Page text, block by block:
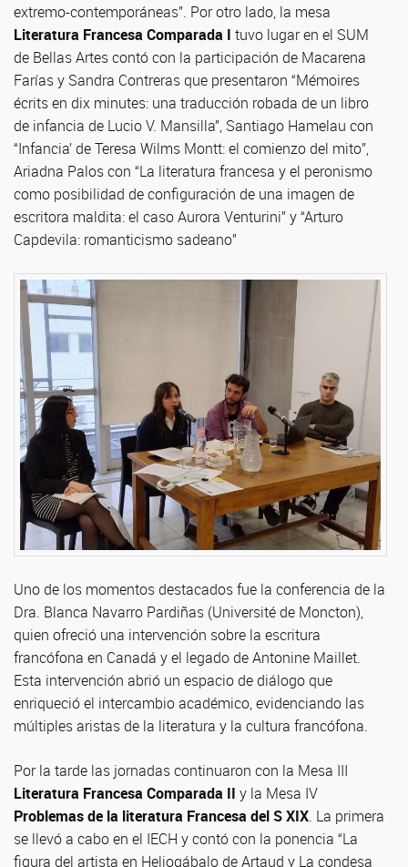
extremo-contemporáneas”. Por otro lado, la mesa
Literatura Francesa Comparada I tuvo lugar en el SUM
de Bellas Artes contó con la participación de Macarena
Farías y Sandra Contreras que presentaron “Mémoires
écrits en dix minutes: una traducción robada de un libro
de infancia de Lucio V. Mansilla”, Santiago Hamelau con
“Infancia’ de Teresa Wilms Montt: el comienzo del mito”,
Ariadna Palos con “La literatura francesa y el peronismo
como posibilidad de configuración de una imagen de
escritora maldita: el caso Aurora Venturini” y “Arturo
Capdevila: romanticismo sadeano”
Uno de los momentos destacados fue la conferencia de la
Dra. Blanca Navarro Pardiñas (Université de Moncton),
quien ofreció una intervención sobre la escritura
francófona en Canadá y el legado de Antonine Maillet.
Esta intervención abrió un espacio de diálogo que
enriqueció el intercambio académico, evidenciando las
múltiples aristas de la literatura y la cultura francófona.
Por la tarde las jornadas continuaron con la Mesa III
Literatura Francesa Comparada II y la Mesa IV
Problemas de la literatura Francesa del S XIX. La primera
se llevó a cabo en el IECH y contó con la ponencia “La
figura del artista en Heliogábalo de Artaud y La condesa